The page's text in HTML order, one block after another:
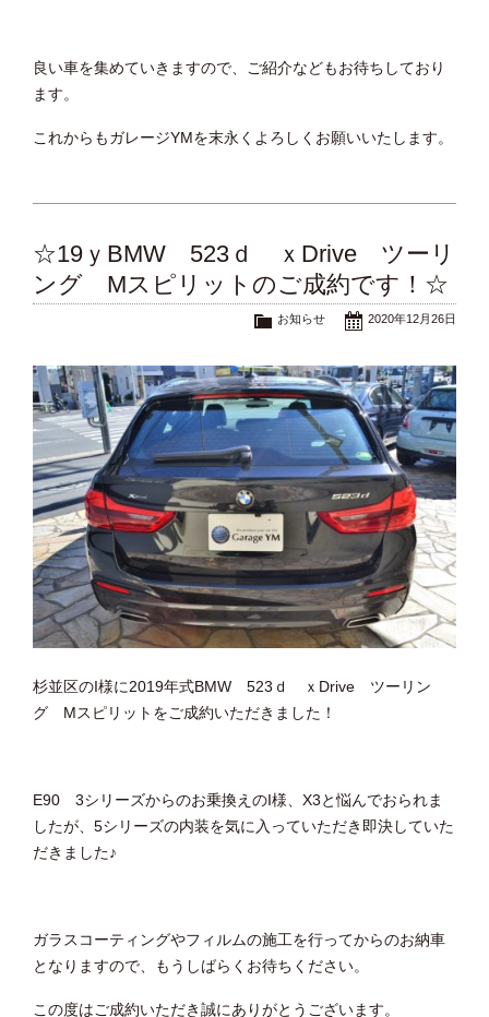
良い車を集めていきますので、ご紹介などもお待ちしており
ます。
これからもガレージYMを末永くよろしくお願いいたします。
☆19ｙBMW 523ｄ ｘDrive ツーリ
ング Mスピリットのご成約です！☆
2020年12月26日
お知らせ
杉並区のI様に2019年式BMW 523ｄ ｘDrive ツーリン
グ Mスピリットをご成約いただきました！
E90 3シリーズからのお乗換えのI様、X3と悩んでおられま
したが、5シリーズの内装を気に入っていただき即決していた
だきました♪
ガラスコーティングやフィルムの施工を行ってからのお納車
となりますので、もうしばらくお待ちください。
この度はご成約いただき誠にありがとうございます。